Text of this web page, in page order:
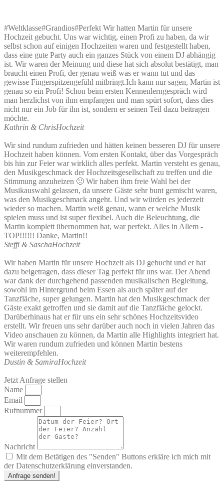
#Weltklasse#Grandios#Perfekt Wir hatten Martin für unsere
Hochzeit gebucht. Uns war wichtig, einen Profi zu haben, da wir
selbst schon auf einigen Hochzeiten waren und festgestellt haben,
dass eine gute Party auch ein ganzes Stück von einem DJ abhängig
ist. Wir waren der Meinung und diese hat sich absolut bestätigt, man
braucht einen Profi, der genau weiß was er wann tut und das
gewisse Fingerspitzengefühl mitbringt.Ich kann nur sagen, Martin ist
genau so ein Profi! Schon beim ersten Kennenlerngespräch wird
man herzlichst von ihm empfangen und man spürt sofort, dass dies
nicht nur ein Job für ihn ist, sondern er seinen Teil dazu beitragen
möchte.
Kathrin & ChrisHochzeit
Wir sind rundum zufrieden und hätten keinen besseren DJ für unsere
Hochzeit haben können. Vom ersten Kontakt, über das Vorgespräch
bis hin zur Feier war wirklich alles perfekt. Martin versteht es genau,
den Musikgeschmack der Hochzeitsgesellschaft zu treffen und die
Stimmung anzuheizen 🙂 Wir haben ihm freie Wahl bei der
Musikauswahl gelassen, da unsere Gäste sehr bunt gemischt waren,
was den Musikgeschmack angeht. Und wir würden es jederzeit
wieder so machen. Martin weiß genau, wann er welche Musik
spielen muss und ist super flexibel. Auch die Beleuchtung, die
Martin komplett übernommen hat, war perfekt. Alles in Allem -
TOP!!!!!! Danke, Martin!!
Steffi & SaschaHochzeit
Wir haben Martin für unsere Hochzeit als DJ gebucht und er hat
dazu beigetragen, dass dieser Tag perfekt für uns war. Der Abend
war dank der durchgehend passenden musikalischen Begleitung,
sowohl im Hintergrund beim Essen als auch später auf der
Tanzfläche, super gelungen. Martin hat den Musikgeschmack der
Gäste exakt getroffen und sie damit auf die Tanzfläche gelockt.
Darüberhinaus hat er für uns ein sehr schönes Hochzeitsvideo
erstellt. Wir freuen uns sehr darüber auch noch in vielen Jahren das
Video anschauen zu können, da Martin alle Highlights integriert hat.
Wir waren rundum zufrieden und können Martin bestens
weiterempfehlen.
Dustin & SamiraHochzeit
Jetzt Anfrage stellen
Name
Email
Rufnummer
Nachricht
Mit dem Betätigen des "Senden" Buttons erkläre ich mich mit
der Datenschutzerklärung einverstanden.
Anfrage senden!